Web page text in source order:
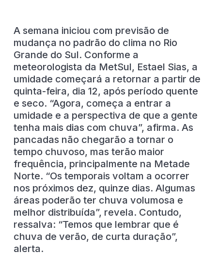
A semana iniciou com previsão de
mudança no padrão do clima no Rio
Grande do Sul. Conforme a
meteorologista da MetSul, Estael Sias, a
umidade começará a retornar a partir de
quinta-feira, dia 12, após período quente
e seco. “Agora, começa a entrar a
umidade e a perspectiva de que a gente
tenha mais dias com chuva”, afirma. As
pancadas não chegarão a tornar o
tempo chuvoso, mas terão maior
frequência, principalmente na Metade
Norte. “Os temporais voltam a ocorrer
nos próximos dez, quinze dias. Algumas
áreas poderão ter chuva volumosa e
melhor distribuída”, revela. Contudo,
ressalva: “Temos que lembrar que é
chuva de verão, de curta duração”,
alerta.